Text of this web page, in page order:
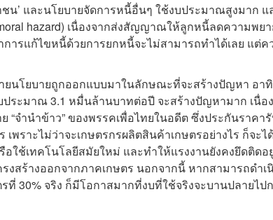
น’ และนโยบายจัดการหนี้อื่นๆ ใช้งบประมาณสูงมาก แ
hazard) เนื่องจากส่งสัญญาณให้ลูกหนี้ลดความพย
ารแก้ไขหนี้ด้วยการยกหนี้จะไม่สามารถทำได้เลย แต่ค
ยนโยบายถูกออกแบบมาในลักษณะที่จะสร้างปัญหา อา
บประมาณ 3.1 หมื่นล้านบาทต่อปี จะสร้างปัญหามาก เนื่อ
“จำนำข้าว” ของพรรคเพื่อไทยในอดีต ซึ่งประกันราคา
เพราะไม่ว่าจะเกษตรกรผลิตสินค้าเกษตรอย่างไร ก็จะไ
ใช้เทคโนโลยีสมัยใหม่ และทำให้แรงงานยังคงยึดติด
งสร้างออกจากภาคเกษตร นอกจากนี้ หากสามารถดำ
ที่ 30% จริง ก็มีโอกาสมากที่งบที่ใช้จริงจะบานปลายไ